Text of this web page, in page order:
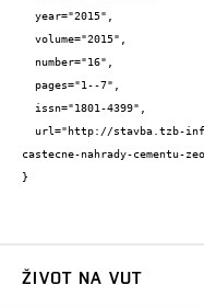
castecne-nahrady-cementu-
}
ŽIVOT NA VUT